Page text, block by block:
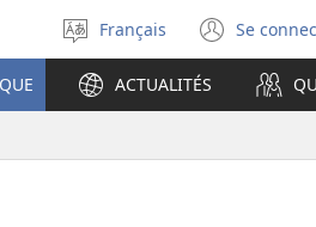
Sélectionner
la
langue
Français Se
une
ACTUALITÉS